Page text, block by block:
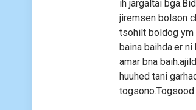
ih jargaltai
jiremsen bolson
tsohilt boldog ym
baina baihda.er
amar bna
huuhed tani
togsono.Togsood